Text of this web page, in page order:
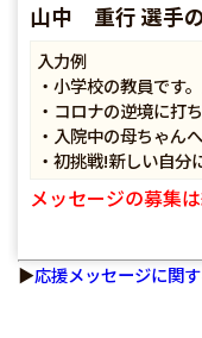
山中 重行 選手
入力例
・小学校の教員です
・コロナの逆境に打
・入院中の母ちゃん
・初挑戦!新しい自
メッセージの募集
▶応援メッセージに関